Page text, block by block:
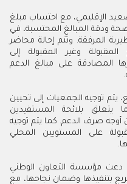
الإقليمي، مع احتساب مبلغ
ودقة المبالغ المحتسبة، في
المرفقة. وتتم إحالة محاضر
وغير المقبولة إلى
المصادقة على مبالغ الدعم
يتم توجيه الجمعيات إلى تحيين
يتعلق بلائحة المستفيدين
أوجه صرف الدعم. كما يتم توجيه
على المستويين المحلي
دعت مؤسسة التعاون الوطني
بتنفيذها وضمان نجاحها، مع